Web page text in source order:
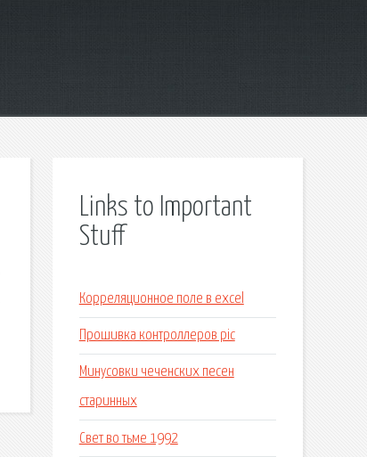
Links to Important
Stuff
Корреляционное поле в excel
Прошивка контроллеров pic
Минусовки чеченских песен
старинных
Свет во тьме 1992